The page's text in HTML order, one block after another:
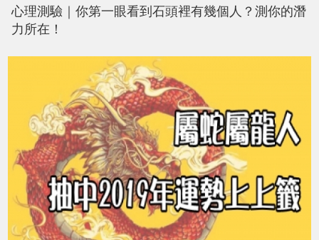
心理測驗｜你第一眼看到石頭裡有幾個人？測你的潛
力所在！